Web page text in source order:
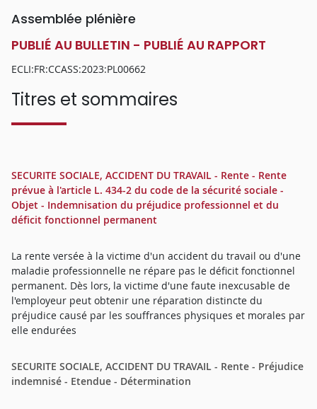
Assemblée plénière
PUBLIÉ AU BULLETIN - PUBLIÉ AU RAPPORT
ECLI:FR:CCASS:2023:PL00662
Titres et sommaires
SECURITE SOCIALE, ACCIDENT DU TRAVAIL - Rente - Rente
prévue à l'article L. 434-2 du code de la sécurité sociale -
Objet - Indemnisation du préjudice professionnel et du
déficit fonctionnel permanent
La rente versée à la victime d'un accident du travail ou d'une
maladie professionnelle ne répare pas le déficit fonctionnel
permanent. Dès lors, la victime d'une faute inexcusable de
l'employeur peut obtenir une réparation distincte du
préjudice causé par les souffrances physiques et morales par
elle endurées
SECURITE SOCIALE, ACCIDENT DU TRAVAIL - Rente - Préjudice
indemnisé - Etendue - Détermination